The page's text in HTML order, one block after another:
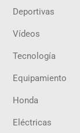
Deportivas
Vídeos
Tecnología
Equipamiento
Honda
Eléctricas